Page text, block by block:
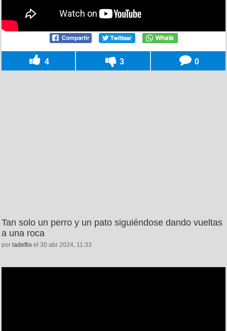
4 3 0
Tan solo un perro y un pato siguiéndose dando vueltas
a una roca
por ladeflix el 30 abr 2024, 11:33